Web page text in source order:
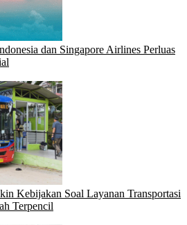
dan Singapore Airlines Perluas
Kebijakan Soal Layanan Transportasi
Terpencil